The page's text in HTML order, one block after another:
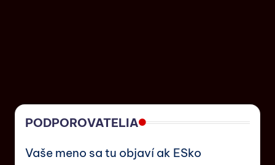
PODPOROVATELIA
Vaše meno sa tu objaví ak ESko